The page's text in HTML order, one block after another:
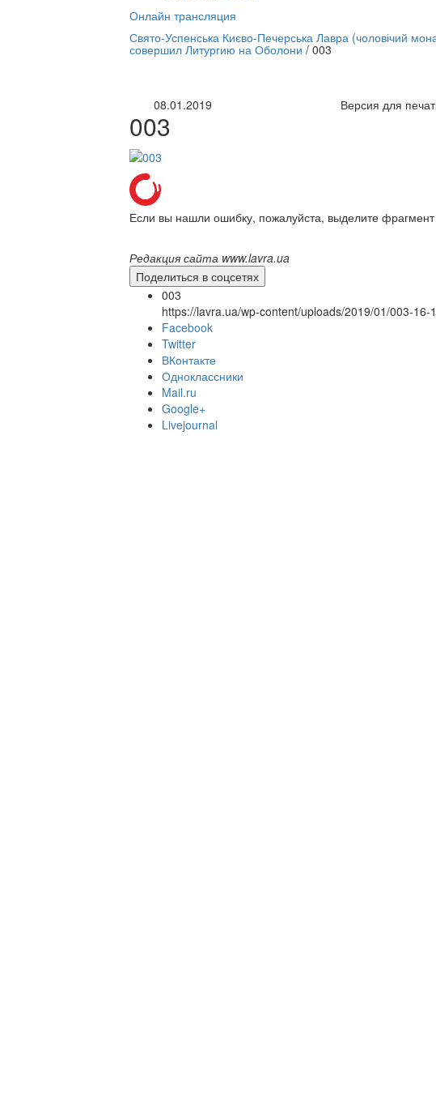
Онлайн трансляция
12 сентября
Свято-Успенська Києво-Печерська Лавра (чоловічий
совершил Литургию на Оболони / 003
08.01.2019 Версия для
003
Если вы нашли ошибку, пожалуйста, выделите фрагмент
Редакция сайта www.lavra.ua
Поделиться в соцсетях
003
https://lavra.ua/wp-content/uploads/2019/01/003-16-
Facebook
Twitter
ВКонтакте
Одноклассники
Mail.ru
Google+
Livejournal